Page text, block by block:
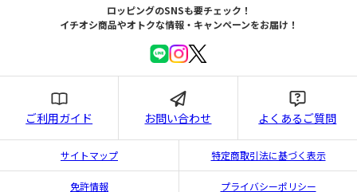
ロッピングのSNSも要チェック！
イチオシ商品やオトクな情報・キャンペーンをお届け！
ご利用ガイド お問い合わせ よくあるご質問
サイトマップ 特定商取引法に基づく表示
免許情報 プライバシーポリシー